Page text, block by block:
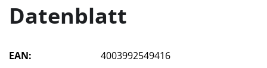
Datenblatt
EAN
4003992549416